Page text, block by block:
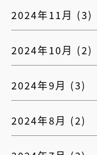
2024年11月 (3)
2024年10月 (2)
2024年9月 (3)
2024年8月 (2)